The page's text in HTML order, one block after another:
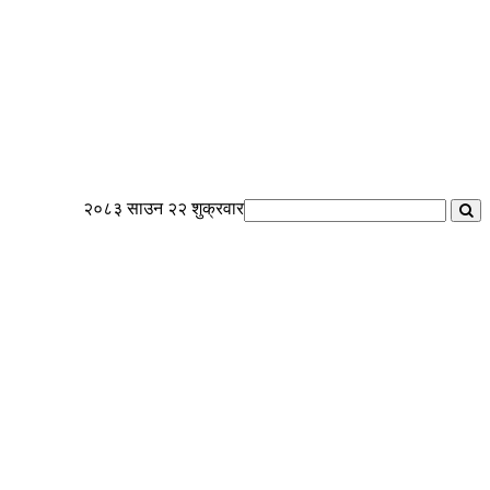
२०८३ साउन २२ शुक्रवार